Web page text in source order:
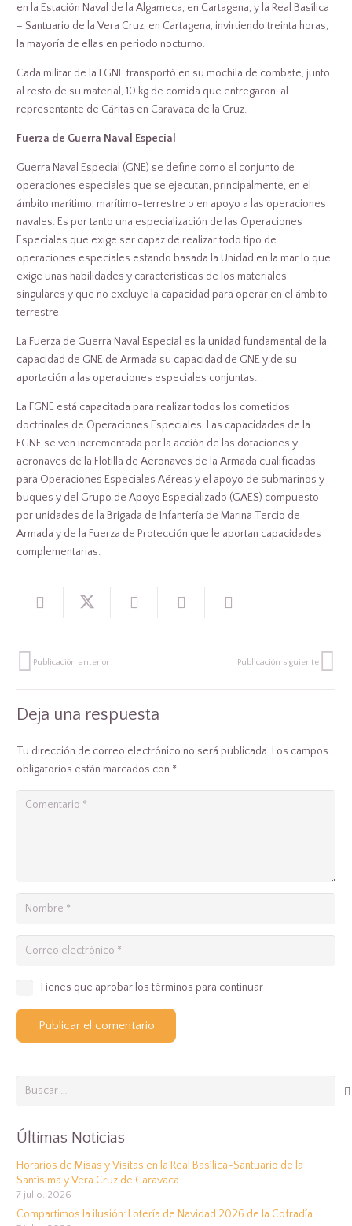
en la Estación Naval de la Algameca, en Cartagena, y la Real Basílica
– Santuario de la Vera Cruz, en Cartagena, invirtiendo treinta horas,
la mayoría de ellas en periodo nocturno.
Cada militar de la FGNE transportó en su mochila de combate, junto
al resto de su material, 10 kg de comida que entregaron al
representante de Cáritas en Caravaca de la Cruz.
Fuerza de Guerra Naval Especial
Guerra Naval Especial (GNE) se define como el conjunto de
operaciones especiales que se ejecutan, principalmente, en el
ámbito marítimo, marítimo-terrestre o en apoyo a las operaciones
navales. Es por tanto una especialización de las Operaciones
Especiales que exige ser capaz de realizar todo tipo de
operaciones especiales estando basada la Unidad en la mar lo que
exige unas habilidades y características de los materiales
singulares y que no excluye la capacidad para operar en el ámbito
terrestre.
La Fuerza de Guerra Naval Especial es la unidad fundamental de la
capacidad de GNE de Armada su capacidad de GNE y de su
aportación a las operaciones especiales conjuntas.
La FGNE está capacitada para realizar todos los cometidos
doctrinales de Operaciones Especiales. Las capacidades de la
FGNE se ven incrementada por la acción de las dotaciones y
aeronaves de la Flotilla de Aeronaves de la Armada cualificadas
para Operaciones Especiales Aéreas y el apoyo de submarinos y
buques y del Grupo de Apoyo Especializado (GAES) compuesto
por unidades de la Brigada de Infantería de Marina Tercio de
Armada y de la Fuerza de Protección que le aportan capacidades
complementarias.
Publicación anterior Publicación siguiente
Deja una respuesta
Tu dirección de correo electrónico no será publicada. Los campos
obligatorios están marcados con *
Tienes que aprobar los términos para continuar
Publicar el comentario
Buscar:
Últimas Noticias
Horarios de Misas y Visitas en la Real Basílica-Santuario de la
Santísima y Vera Cruz de Caravaca
7 julio, 2026
Compartimos la ilusión: Lotería de Navidad 2026 de la Cofradía